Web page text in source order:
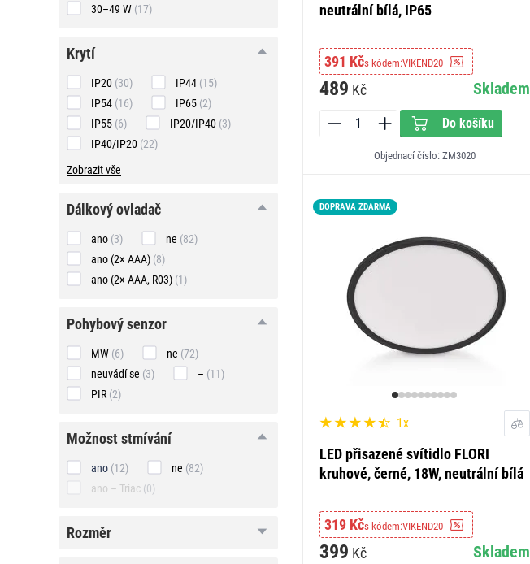
30–49 W (17)
krytíkrytí
IP20 (30) IP44 (15)
IP54 (16) IP65 (2)
IP55 (6) IP20/IP40 (3)
IP40/IP20 (22)
Zobrazit vše
dálkový
dálkový ovladač
ano (3) ne (82)
ano (2× AAA) (8)
ano (2× AAA, R03) (1)
pohybový
senzor
pohybový senzor
MW (6) ne (72)
neuvádí se (3) – (11)
PIR (2)
možnost
možnost stmívání
ano (12) ne (82)
ano – Triac (0)
rozměr
rozměr
neutrální bílá, IP65
391 Kčs kódem:VIKEND20
489 Kč Skladem
Do košíku
Objednací číslo: ZM3020
DOPRAVA ZDARMA
1x
LED přisazené svítidlo FLORI
kruhové, černé, 18W, neutrální bílá
319 Kčs kódem:VIKEND20
399 Kč Skladem